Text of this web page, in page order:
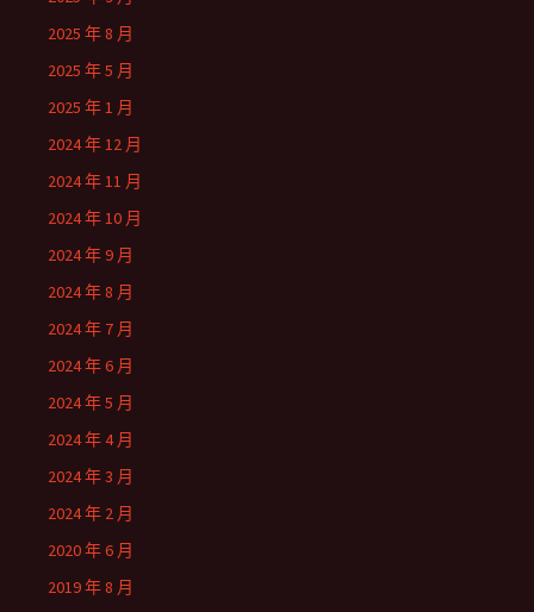
2025 年 8 月
2025 年 5 月
2025 年 1 月
2024 年 12 月
2024 年 11 月
2024 年 10 月
2024 年 9 月
2024 年 8 月
2024 年 7 月
2024 年 6 月
2024 年 5 月
2024 年 4 月
2024 年 3 月
2024 年 2 月
2020 年 6 月
2019 年 8 月